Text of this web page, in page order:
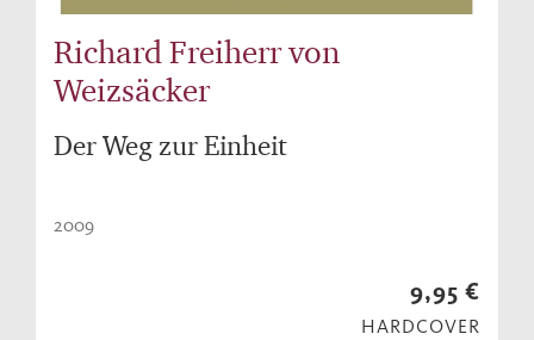
Richard Freiherr von
Weizsäcker
Der Weg zur Einheit
2009
9,95 €
HARDCOVER